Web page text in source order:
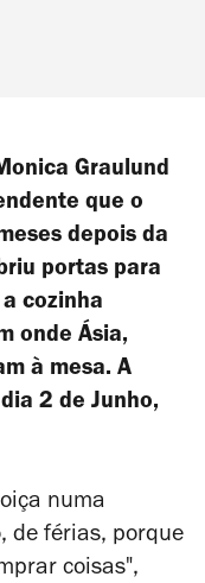
Graulund
que o
depois da
portas para
cozinha
onde Ásia,
à mesa. A
2 de Junho,
numa
de férias, porque
coisas",